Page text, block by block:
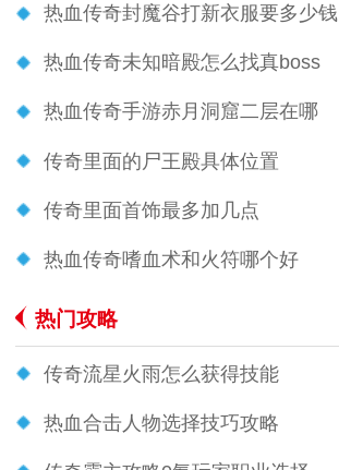
热血传奇封魔谷打新衣服要多少钱
热血传奇未知暗殿怎么找真boss
热血传奇手游赤月洞窟二层在哪
传奇里面的尸王殿具体位置
传奇里面首饰最多加几点
热血传奇嗜血术和火符哪个好
热门攻略
传奇流星火雨怎么获得技能
热血合击人物选择技巧攻略